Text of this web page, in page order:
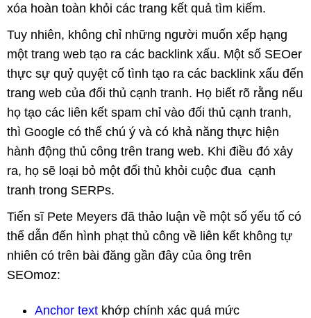
xóa hoàn toàn khỏi các trang kết quả tìm kiếm.
Tuy nhiên, không chỉ những người muốn xếp hạng
một trang web tạo ra các backlink xấu. Một số SEOer
thực sự quỷ quyệt cố tình tạo ra các backlink xấu đến
trang web của đối thủ cạnh tranh. Họ biết rõ rằng nếu
họ tạo các liên kết spam chỉ vào đối thủ cạnh tranh,
thì Google có thể chú ý và có khả năng thực hiện
hành động thủ công trên trang web. Khi điều đó xảy
ra, họ sẽ loại bỏ một đối thủ khỏi cuộc đua cạnh
tranh trong SERPs.
Tiến sĩ Pete Meyers đã thảo luận về một số yếu tố có
thể dẫn đến hình phạt thủ công về liên kết không tự
nhiên có trên bài đăng gần đây của ông trên
SEOmoz:
Anchor text khớp chính xác quá mức